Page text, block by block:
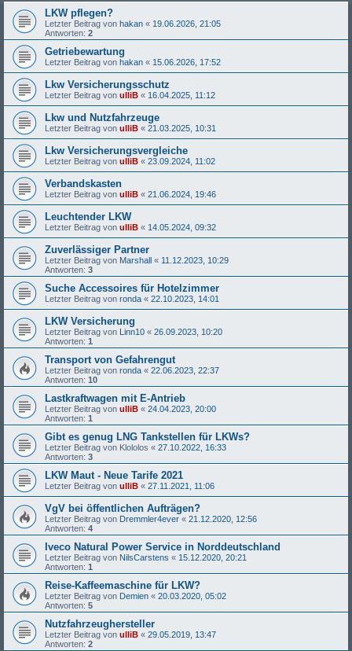
LKW pflegen?
Letzter Beitrag von hakan « 19.06.2026, 21:05
Antworten: 2
Getriebewartung
Letzter Beitrag von hakan « 15.06.2026, 17:52
Lkw Versicherungsschutz
Letzter Beitrag von ulliB « 16.04.2025, 11:12
Lkw und Nutzfahrzeuge
Letzter Beitrag von ulliB « 21.03.2025, 10:31
Lkw Versicherungsvergleiche
Letzter Beitrag von ulliB « 23.09.2024, 11:02
Verbandskasten
Letzter Beitrag von ulliB « 21.06.2024, 19:46
Leuchtender LKW
Letzter Beitrag von ulliB « 14.05.2024, 09:32
Zuverlässiger Partner
Letzter Beitrag von Marshall « 11.12.2023, 10:29
Antworten: 3
Suche Accessoires für Hotelzimmer
Letzter Beitrag von ronda « 22.10.2023, 14:01
LKW Versicherung
Letzter Beitrag von Linn10 « 26.09.2023, 10:20
Antworten: 1
Transport von Gefahrengut
Letzter Beitrag von ronda « 22.06.2023, 22:37
Antworten: 10
Lastkraftwagen mit E-Antrieb
Letzter Beitrag von ulliB « 24.04.2023, 20:00
Antworten: 1
Gibt es genug LNG Tankstellen für LKWs?
Letzter Beitrag von Klololos « 27.10.2022, 16:33
Antworten: 3
LKW Maut - Neue Tarife 2021
Letzter Beitrag von ulliB « 27.11.2021, 11:06
VgV bei öffentlichen Aufträgen?
Letzter Beitrag von Dremmler4ever « 21.12.2020, 12:56
Antworten: 4
Iveco Natural Power Service in Norddeutschland
Letzter Beitrag von NilsCarstens « 15.12.2020, 20:21
Antworten: 1
Reise-Kaffeemaschine für LKW?
Letzter Beitrag von Demien « 20.03.2020, 05:02
Antworten: 5
Nutzfahrzeughersteller
Letzter Beitrag von ulliB « 29.05.2019, 13:47
Antworten: 2